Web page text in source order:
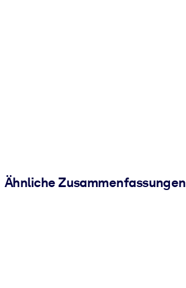
Ähnliche Zusammenfassungen